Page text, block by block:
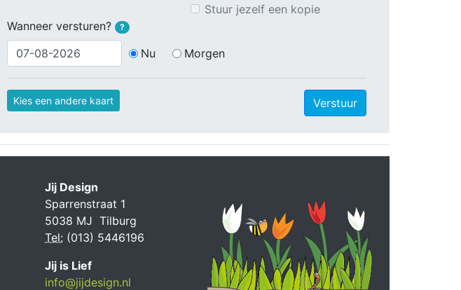
Stuur jezelf een kopie
Wanneer versturen?
?
Nu Morgen
Kies een andere kaart Verstuur
Jij Design
Sparrenstraat 1
5038 MJ Tilburg
Tel: (013) 5446196
Jij is Lief
info@jijdesign.nl